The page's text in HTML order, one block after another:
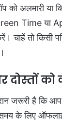
को अलमारी या
Time या
चाहें तो किसी
दोस्तों
जरूरी है कि आप
के लिए